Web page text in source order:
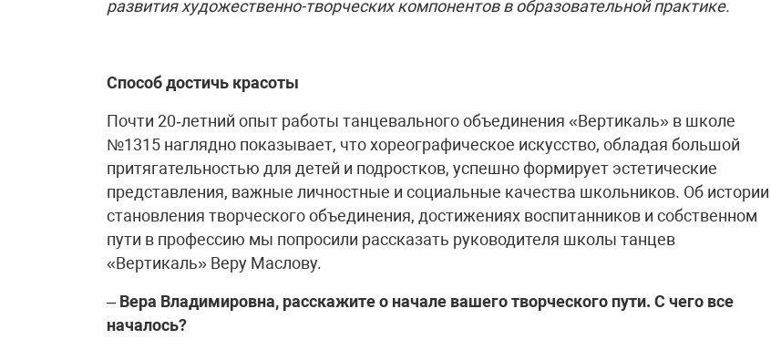
развития художественно-творческих компонентов в образовательной практике.
Способ достичь красоты
Почти 20‑летний опыт работы танцевального объединения «Вертикаль» в школе
№1315 наглядно показывает, что хореографическое искусство, обладая большой
притягательностью для детей и подростков, успешно формирует эстетические
представления, важные личностные и социальные качества школьников. Об истории
становления творческого объединения, достижениях воспитанников и собственном
пути в профессию мы попросили рассказать руководителя школы танцев
«Вертикаль» Веру Маслову.
– Вера Владимировна, расскажите о начале вашего творческого пути. С чего все
началось?